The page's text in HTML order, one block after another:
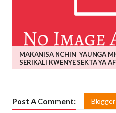
MAKANISA NCHINI YAUNGA
SERIKALI KWENYE SEKTA YA
Post A Comment: Blogger